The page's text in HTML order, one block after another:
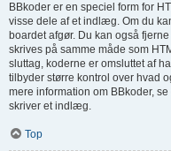
BBkoder er en speciel form for
visse dele af et indlæg. Om du
boardet afgør. Du kan også
skrives på samme måde som
sluttag, koderne er omsluttet af
tilbyder større kontrol over hvad
mere information om BBkoder,
skriver et indlæg.
Top